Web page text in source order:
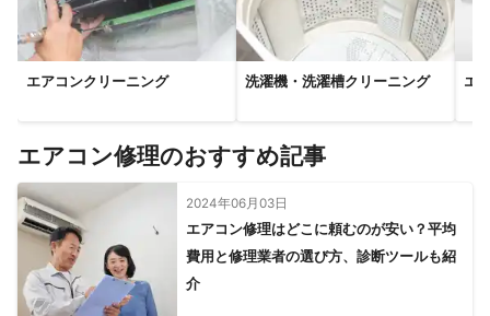
エアコンクリーニング 洗濯機・洗濯槽クリーニング エ
エアコン修理のおすすめ記事
2024年06月03日
エアコン修理はどこに頼むのが安い？平均
費用と修理業者の選び方、診断ツールも紹
介